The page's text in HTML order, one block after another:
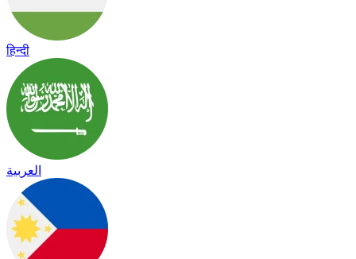
हिन्दी
العربية